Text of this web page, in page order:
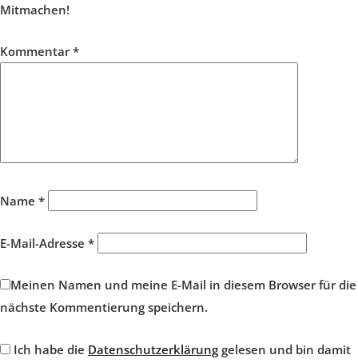
Mitmachen!
Kommentar*
Name *
E-Mail-Adresse *
Meinen Namen und meine E-Mail in diesem Browser für die
nächste Kommentierung speichern.
Ich habe die Datenschutzerklärung gelesen und bin damit